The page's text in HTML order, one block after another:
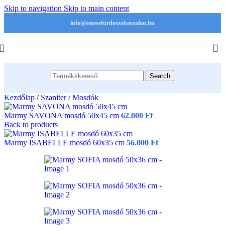
Skip to navigation Skip to main content
info@emesefurdoszobaszalon.hu
Search
Kezdőlap / Szaniter/ Mosdók
Marmy SAVONA mosdó 50x45 cm 62.000 Ft
Back to products
Marmy ISABELLE mosdó 60x35 cm 56.000 Ft